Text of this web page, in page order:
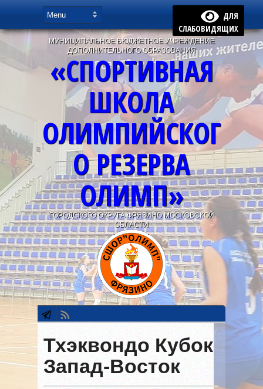
ДЛЯ
СЛАБОВИДЯЩИХ
МУНИЦИПАЛЬНОЕ БЮДЖЕТНОЕ УЧРЕЖДЕНИЕ
ДОПОЛНИТЕЛЬНОГО ОБРАЗОВАНИЯ
«СПОРТИВНАЯ
ШКОЛА
ОЛИМПИЙСКОГ
О РЕЗЕРВА
ОЛИМП»
ГОРОДСКОГО ОКРУГА ФРЯЗИНО МОСКОВСКОЙ
ОБЛАСТИ
Тхэквондо Кубок
Запад-Восток